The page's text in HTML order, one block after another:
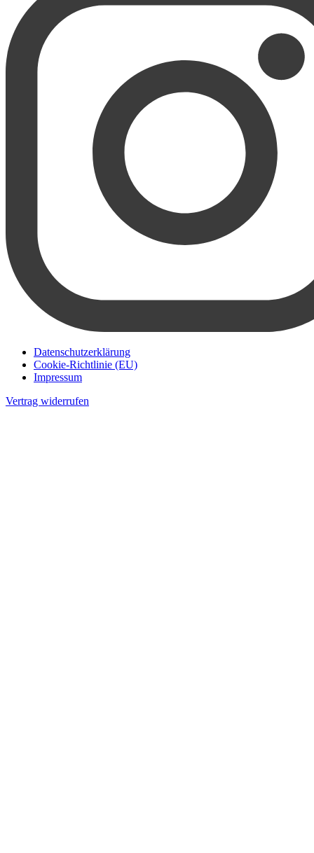
Datenschutzerklärung
Cookie-Richtlinie (EU)
Impressum
Vertrag widerrufen